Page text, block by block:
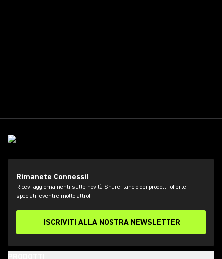
Rimanete Connessi!
Ricevi aggiornamenti sulle novità Shure, lancio dei prodotti, offerte
speciali, eventi e molto altro!
ISCRIVITI ALLA NOSTRA NEWSLETTER